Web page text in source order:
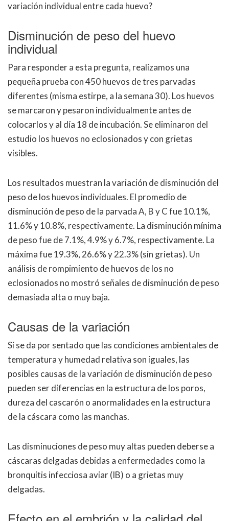
variación individual entre cada huevo?
Disminución de peso del huevo
individual
Para responder a esta pregunta, realizamos una
pequeña prueba con 450 huevos de tres parvadas
diferentes (misma estirpe, a la semana 30). Los huevos
se marcaron y pesaron individualmente antes de
colocarlos y al día 18 de incubación. Se eliminaron del
estudio los huevos no eclosionados y con grietas
visibles.
Los resultados muestran la variación de disminución del
peso de los huevos individuales. El promedio de
disminución de peso de la parvada A, B y C fue 10.1%,
11.6% y 10.8%, respectivamente. La disminución mínima
de peso fue de 7.1%, 4.9% y 6.7%, respectivamente. La
máxima fue 19.3%, 26.6% y 22.3% (sin grietas). Un
análisis de rompimiento de huevos de los no
eclosionados no mostró señales de disminución de peso
demasiada alta o muy baja.
Causas de la variación
Si se da por sentado que las condiciones ambientales de
temperatura y humedad relativa son iguales, las
posibles causas de la variación de disminución de peso
pueden ser diferencias en la estructura de los poros,
dureza del cascarón o anormalidades en la estructura
de la cáscara como las manchas.
Las disminuciones de peso muy altas pueden deberse a
cáscaras delgadas debidas a enfermedades como la
bronquitis infecciosa aviar (IB) o a grietas muy
delgadas.